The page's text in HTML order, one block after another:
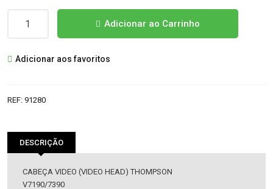
VIDEO
Adicionar ao Carrinho
Adicionar aos favoritos
REF: 91280
DESCRIÇÃO
CABEÇA VIDEO (VIDEO HEAD) THOMPSON
V7190/7390